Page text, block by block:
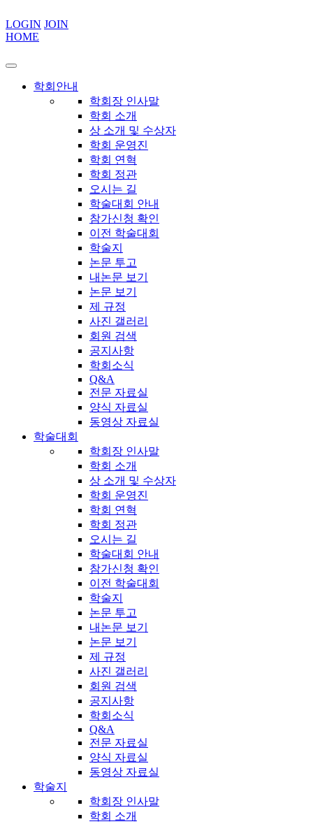
LOGIN JOIN
HOME
학회안내
학회장 인사말
학회 소개
상 소개 및 수상자
학회 운영진
학회 연혁
학회 정관
오시는 길
학술대회 안내
참가신청 확인
이전 학술대회
학술지
논문 투고
내논문 보기
논문 보기
제 규정
사진 갤러리
회원 검색
공지사항
학회소식
Q&A
전문 자료실
양식 자료실
동영상 자료실
학술대회
학회장 인사말
학회 소개
상 소개 및 수상자
학회 운영진
학회 연혁
학회 정관
오시는 길
학술대회 안내
참가신청 확인
이전 학술대회
학술지
논문 투고
내논문 보기
논문 보기
제 규정
사진 갤러리
회원 검색
공지사항
학회소식
Q&A
전문 자료실
양식 자료실
동영상 자료실
학술지
학회장 인사말
학회 소개